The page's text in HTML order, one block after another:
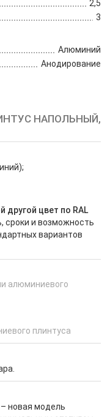
2,5
3
Алюминий
Анодирование
НАПОЛЬНЫЙ,
другой цвет по RAL
сроки и возможность
вариантов
алюминиевого
плинтуса
новая модель